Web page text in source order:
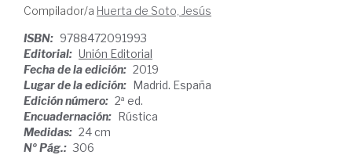
Compilador/a Huerta de Soto, Jesús
ISBN: 9788472091993
Editorial: Unión Editorial
Fecha de la edición: 2019
Lugar de la edición: Madrid. España
Edición número: 2ª ed.
Encuadernación: Rústica
Medidas: 24 cm
Nº Pág.: 306